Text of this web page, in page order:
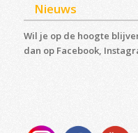
Nieuws
Wil je op de hoogte
dan op Facebook,